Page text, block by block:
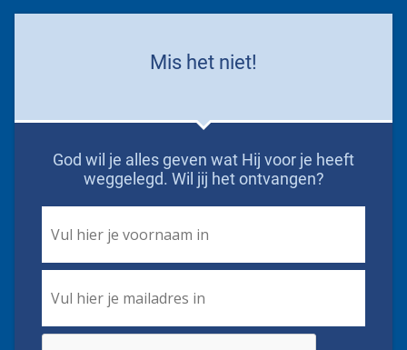
Mis het niet!
God wil je alles geven wat Hij voor je heeft
weggelegd. Wil jij het ontvangen?
Name *